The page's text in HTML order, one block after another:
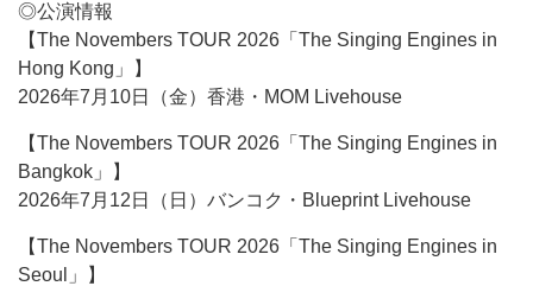
◎公演情報
【The Novembers TOUR 2026「The Singing Engines in
Hong Kong」】
2026年7月10日（金）香港・MOM Livehouse
【The Novembers TOUR 2026「The Singing Engines in
Bangkok」】
2026年7月12日（日）バンコク・Blueprint Livehouse
【The Novembers TOUR 2026「The Singing Engines in
Seoul」】